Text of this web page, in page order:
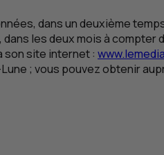
dans un deuxième
les deux mois à
son site internet :
; vous pouvez obtenir